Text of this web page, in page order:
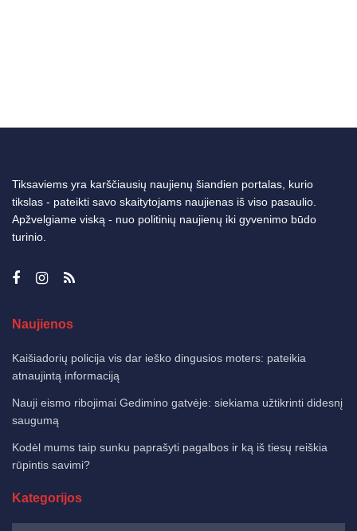
Tiksaviems yra karščiausių naujienų šiandien portalas, kurio
tikslas - pateikti savo skaitytojams naujienas iš viso pasaulio.
Apžvelgiame viską - nuo politinių naujienų iki gyvenimo būdo
turinio.
Naujienos
Kaišiadorių policija vis dar ieško dingusios moters: pateikia
atnaujintą informaciją
Nauji eismo ribojimai Gedimino gatvėje: siekiama užtikrinti didesnį
saugumą
Kodėl mums taip sunku paprašyti pagalbos ir ką iš tiesų reiškia
rūpintis savimi?
Kategorijos